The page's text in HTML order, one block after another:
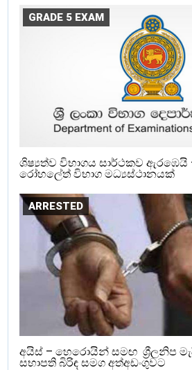
GRADE 5 EXAM
ශිෂ්‍යත්ව විභාගය සාර්ථකව ඇරඹෙයි
රෝහලේත් විභාග මධ්‍යස්ථානයක්
ARRESTED
අයිස් – හෙරොයින් සමඟ ශ්‍රීලනිප
සභාපති බිරිඳ සමග අත්අඩංගුවට